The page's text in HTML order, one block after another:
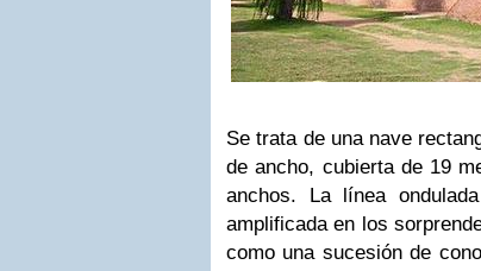
Se trata de una nave
de ancho, cubierta de 19
anchos. La línea
amplificada en los
como una sucesión de